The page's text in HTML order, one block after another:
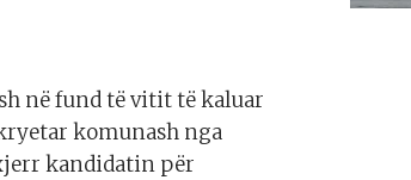
në fund të vitit të kaluar
komunash nga
kandidatin për